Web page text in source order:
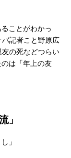
ことがわかっ
記者こと野原広
の死などつらい
は「年上の友
」
」